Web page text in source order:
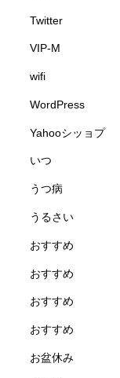
Twitter
VIP-M
wifi
WordPress
Yahooシッョプ
いつ
うつ病
うるさい
おすすめ
おすすめ
おすすめ
おすすめ
お盆休み